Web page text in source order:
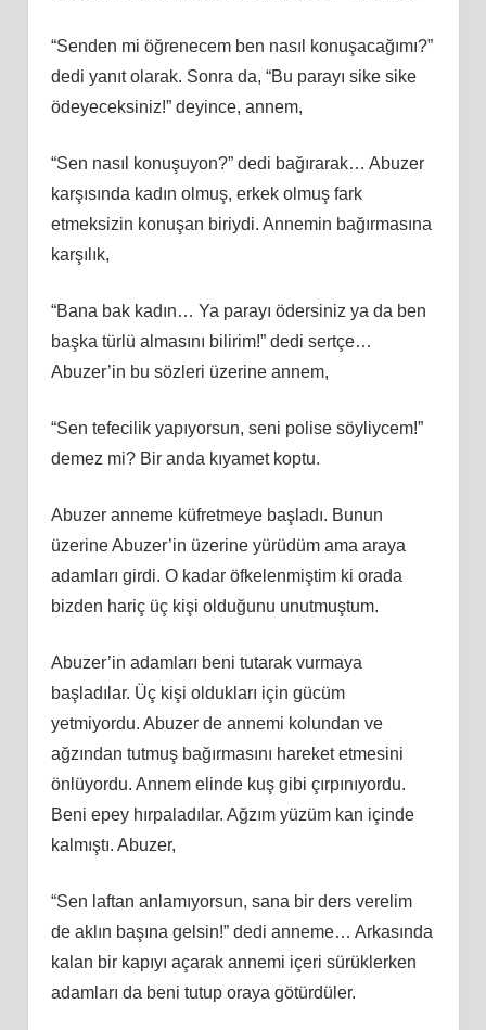
“Senden mi öğrenecem ben nasıl konuşacağımı?”
dedi yanıt olarak. Sonra da, “Bu parayı sike sike
ödeyeceksiniz!” deyince, annem,
“Sen nasıl konuşuyon?” dedi bağırarak… Abuzer
karşısında kadın olmuş, erkek olmuş fark
etmeksizin konuşan biriydi. Annemin bağırmasına
karşılık,
“Bana bak kadın… Ya parayı ödersiniz ya da ben
başka türlü almasını bilirim!” dedi sertçe…
Abuzer’in bu sözleri üzerine annem,
“Sen tefecilik yapıyorsun, seni polise söyliycem!”
demez mi? Bir anda kıyamet koptu.
Abuzer anneme küfretmeye başladı. Bunun
üzerine Abuzer’in üzerine yürüdüm ama araya
adamları girdi. O kadar öfkelenmiştim ki orada
bizden hariç üç kişi olduğunu unutmuştum.
Abuzer’in adamları beni tutarak vurmaya
başladılar. Üç kişi oldukları için gücüm
yetmiyordu. Abuzer de annemi kolundan ve
ağzından tutmuş bağırmasını hareket etmesini
önlüyordu. Annem elinde kuş gibi çırpınıyordu.
Beni epey hırpaladılar. Ağzım yüzüm kan içinde
kalmıştı. Abuzer,
“Sen laftan anlamıyorsun, sana bir ders verelim
de aklın başına gelsin!” dedi anneme… Arkasında
kalan bir kapıyı açarak annemi içeri sürüklerken
adamları da beni tutup oraya götürdüler.